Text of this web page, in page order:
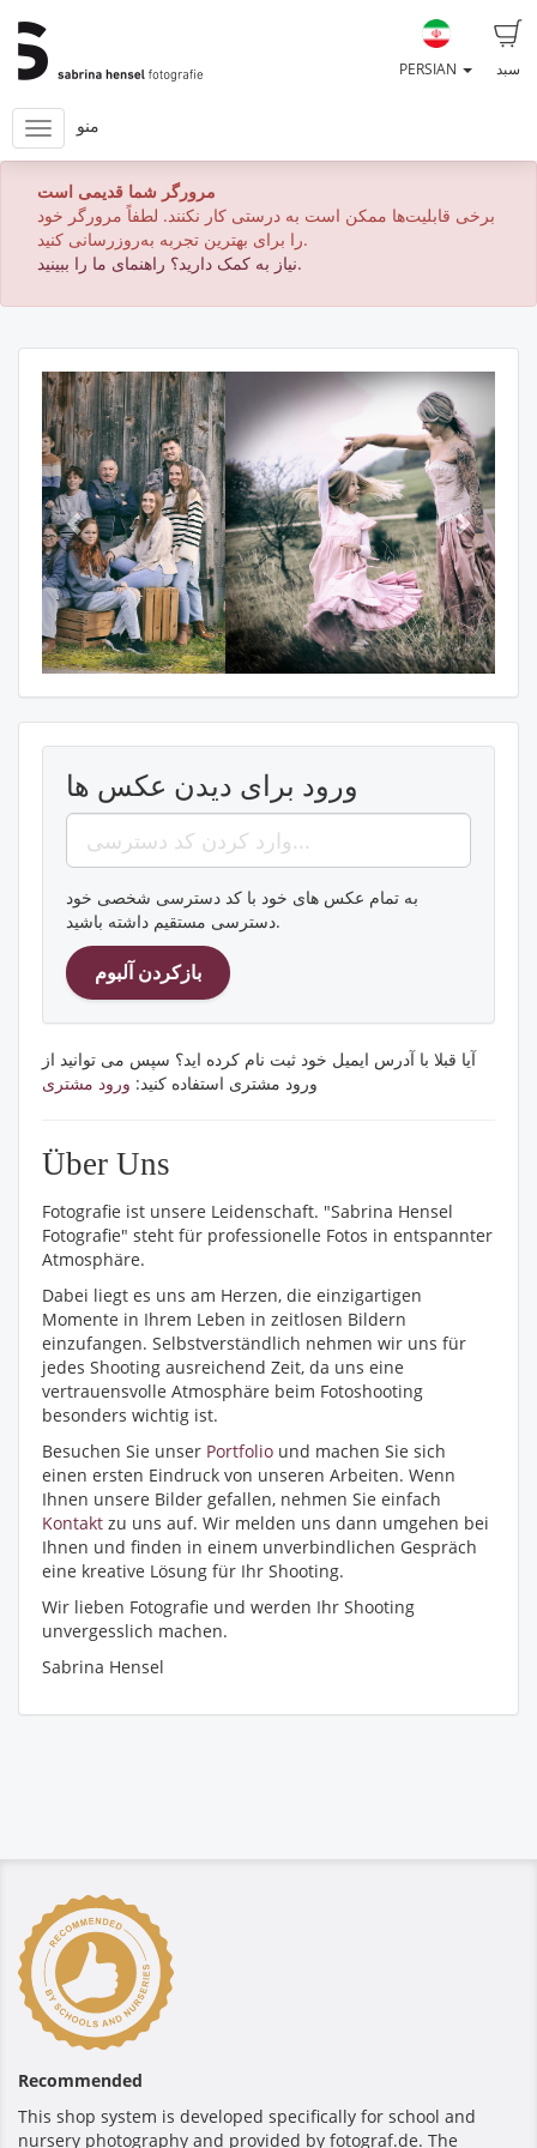
سبد PERSIAN
منو
مرورگر شما قدیمی است
برخی قابلیت‌ها ممکن است به درستی کار نکنند. لطفاً مرورگر خود
را برای بهترین تجربه به‌روزرسانی کنید.
نیاز به کمک دارید؟ راهنمای ما را ببینید.
ورود برای دیدن عکس ها
به تمام عکس های خود با کد دسترسی شخصی خود
دسترسی مستقیم داشته باشید.
آیا قبلا با آدرس ایمیل خود ثبت نام کرده اید؟ سپس می توانید از
ورود مشتری استفاده کنید: ورود مشتری
Über Uns
Fotografie ist unsere Leidenschaft. "Sabrina Hensel
Fotografie" steht für professionelle Fotos in entspannter
Atmosphäre.
Dabei liegt es uns am Herzen, die einzigartigen
Momente in Ihrem Leben in zeitlosen Bildern
einzufangen. Selbstverständlich nehmen wir uns für
jedes Shooting ausreichend Zeit, da uns eine
vertrauensvolle Atmosphäre beim Fotoshooting
besonders wichtig ist.
Besuchen Sie unser Portfolio und machen Sie sich
einen ersten Eindruck von unseren Arbeiten. Wenn
Ihnen unsere Bilder gefallen, nehmen Sie einfach
Kontakt zu uns auf. Wir melden uns dann umgehen bei
Ihnen und finden in einem unverbindlichen Gespräch
eine kreative Lösung für Ihr Shooting.
Wir lieben Fotografie und werden Ihr Shooting
unvergesslich machen.
Sabrina Hensel
Recommended
This shop system is developed specifically for school and
nursery photography and provided by fotograf.de. The